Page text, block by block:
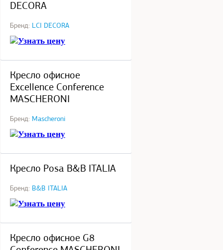
DECORA
Бренд: LCI DECORA
Узнать цену
Кресло офисное
Excellence Conference
MASCHERONI
Бренд: Mascheroni
Узнать цену
Кресло Posa B&B ITALIA
Бренд: B&B ITALIA
Узнать цену
Кресло офисное G8